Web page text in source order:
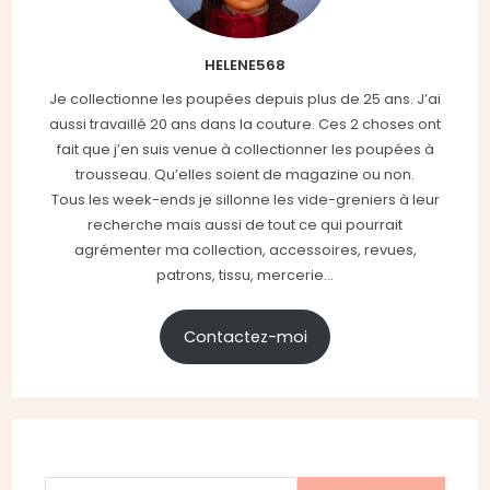
HELENE568
Je collectionne les poupées depuis plus de 25 ans. J’ai
aussi travaillé 20 ans dans la couture. Ces 2 choses ont
fait que j’en suis venue à collectionner les poupées à
trousseau. Qu’elles soient de magazine ou non.
Tous les week-ends je sillonne les vide-greniers à leur
recherche mais aussi de tout ce qui pourrait
agrémenter ma collection, accessoires, revues,
patrons, tissu, mercerie...
Contactez-moi